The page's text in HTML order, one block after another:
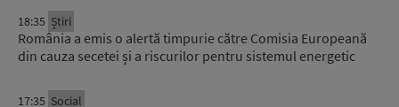
18:35 Știri
România a emis o alertă timpurie către Comisia Europeană
din cauza secetei și a riscurilor pentru sistemul energetic
17:35 Social